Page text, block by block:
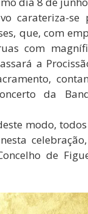
carateriza-se
que, com
com
a
da
modo,
de